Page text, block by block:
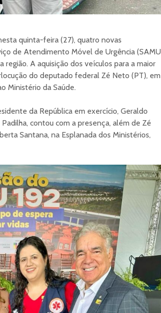
quinta-feira (27), quatro novas
de Atendimento Móvel de Urgência (SAMU
A aquisição dos veículos para a maior
do deputado federal Zé Neto (PT), em
Ministério da Saúde.
da República em exercício, Geraldo
contou com a presença, além de Zé
Santana, na Esplanada dos Ministérios,